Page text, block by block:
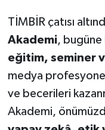
TİMBİR çatısı
Akademi, bugüne
eğitim, seminer
medya
ve becerileri
Akademi,